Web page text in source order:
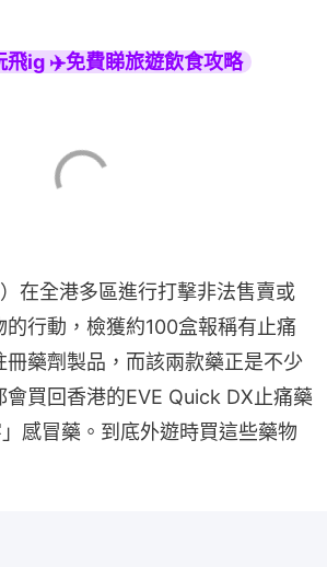
ig ✈️免費睇旅遊飲食攻略
在全港多區進行打擊非法售賣或
的行動，檢獲約100盒報稱有止痛
冊藥劑製品，而該兩款藥正是不少
買回香港的EVE Quick DX止痛藥
感冒藥。到底外遊時買這些藥物